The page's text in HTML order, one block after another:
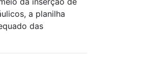
a planilha
das